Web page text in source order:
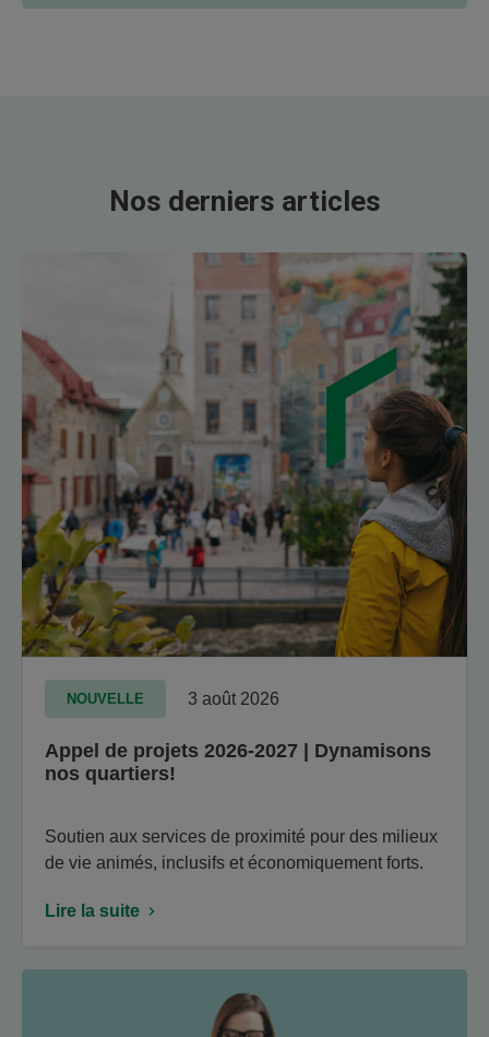
Nos derniers articles
NOUVELLE 3 août 2026
Appel de projets 2026-2027 | Dynamisons
nos quartiers!
Soutien aux services de proximité pour des milieux
de vie animés, inclusifs et économiquement forts.
Lire la suite